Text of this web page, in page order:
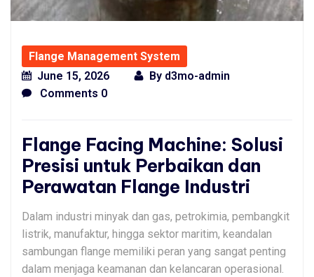
Flange Management System
June 15, 2026
By d3mo-admin
Comments 0
Flange Facing Machine: Solusi
Presisi untuk Perbaikan dan
Perawatan Flange Industri
Dalam industri minyak dan gas, petrokimia, pembangkit
listrik, manufaktur, hingga sektor maritim, keandalan
sambungan flange memiliki peran yang sangat penting
dalam menjaga keamanan dan kelancaran operasional.